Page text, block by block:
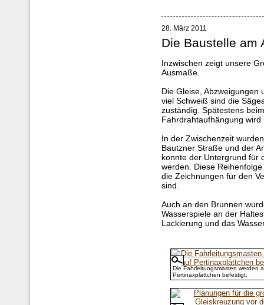
28. März 2011
Die Baustelle am
Inzwischen zeigt unsere
Ausmaße.
Die Gleise, Abzweigungen
viel Schweiß sind die
zuständig. Spätestens
Fahrdrahtaufhängung
In der Zwischenzeit
Bautzner Straße und der
konnte der Untergrund für
werden. Diese
die Zeichnungen für den
sind.
Auch an den Brunnen
Wasserspiele an der
Lackierung und das
Die Fahrleitungsmasten werden
Pertinaxplättchen befestigt.